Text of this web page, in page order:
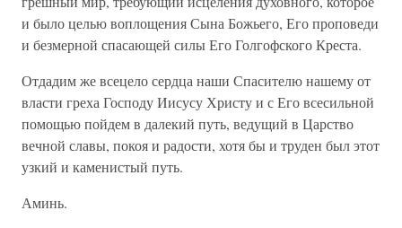
и было целью воплощения Сына Божьего, Его проповеди
и безмерной спасающей силы Его Голгофского Креста.
Отдадим же всецело сердца наши Спасителю нашему от
власти греха Господу Иисусу Христу и с Его всесильной
помощью пойдем в далекий путь, ведущий в Царство
вечной славы, покоя и радости, хотя бы и труден был этот
узкий и каменистый путь.
Аминь.